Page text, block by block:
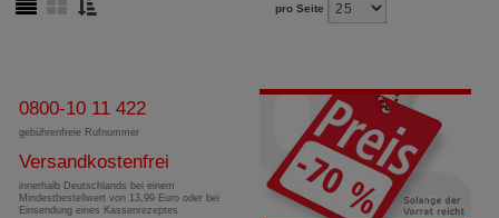
pro Seite
0800-10 11 422
gebührenfreie Rufnummer
Versandkostenfrei
innerhalb Deutschlands bei einem
Mindestbestellwert von 13,99 Euro oder bei
Einsendung eines Kassenrezeptes